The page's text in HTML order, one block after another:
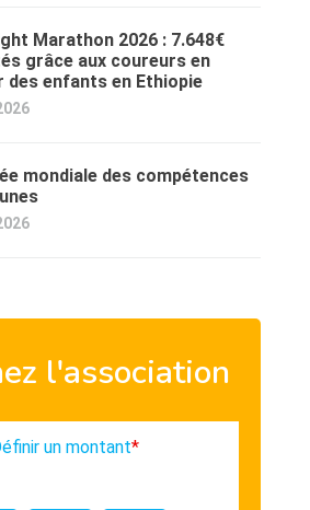
Marathon 2026 : 7.648€
grâce aux coureurs en
des enfants en Ethiopie
mondiale des compétences
l'association
un montant*